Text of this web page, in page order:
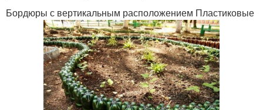
Бордюры с вертикальным расположением Пластиковые